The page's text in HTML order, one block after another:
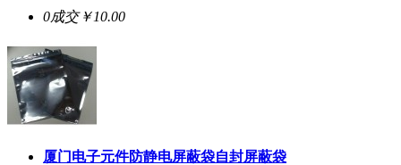
0成交￥10.00
厦门电子元件防静电屏蔽袋自封屏蔽袋